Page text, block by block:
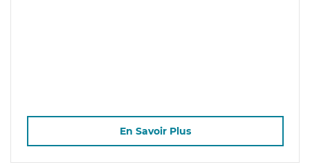
En Savoir Plus